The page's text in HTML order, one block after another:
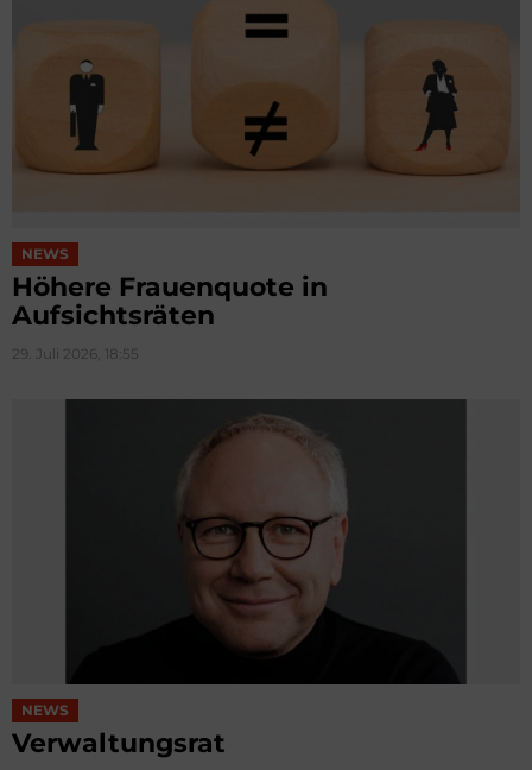
NEWS
Höhere Frauenquote in
Aufsichtsräten
29. Juli 2026, 18:55
NEWS
Verwaltungsrat